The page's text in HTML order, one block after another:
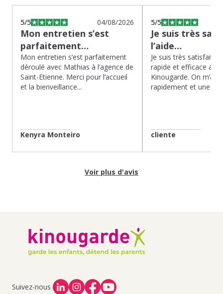
5/5 04/08/2026
Mon entretien s’est
parfaitement…
Mon entretien s’est parfaitement
déroulé avec Mathias à l’agence de
Saint-Etienne. Merci pour l’accueil
et la bienveillance...
Kenyra Monteiro
5/5
Je suis très
l’aide…
Je suis très satisfaite
rapide et efficace
Kinougarde. On m’a
rapidement et une
cliente
Voir plus d'avis
Suivez-nous